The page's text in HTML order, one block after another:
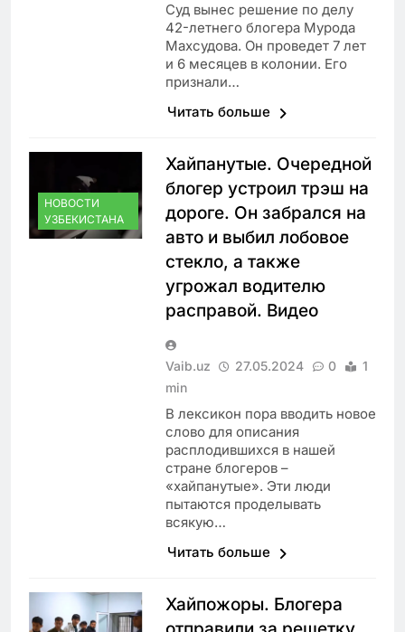
Суд вынес решение по делу
42-летнего блогера Мурода
Махсудова. Он проведет 7 лет
и 6 месяцев в колонии. Его
признали…
Читать больше
НОВОСТИ
УЗБЕКИСТАНА
Хайпанутые. Очередной
блогер устроил трэш на
дороге. Он забрался на
авто и выбил лобовое
стекло, а также
угрожал водителю
расправой. Видео
Vaib.uz 27.05.2024 0
1
min
В лексикон пора вводить новое
слово для описания
расплодившихся в нашей
стране блогеров –
«хайпанутые». Эти люди
пытаются проделывать
всякую…
Читать больше
Хайпожоры. Блогера